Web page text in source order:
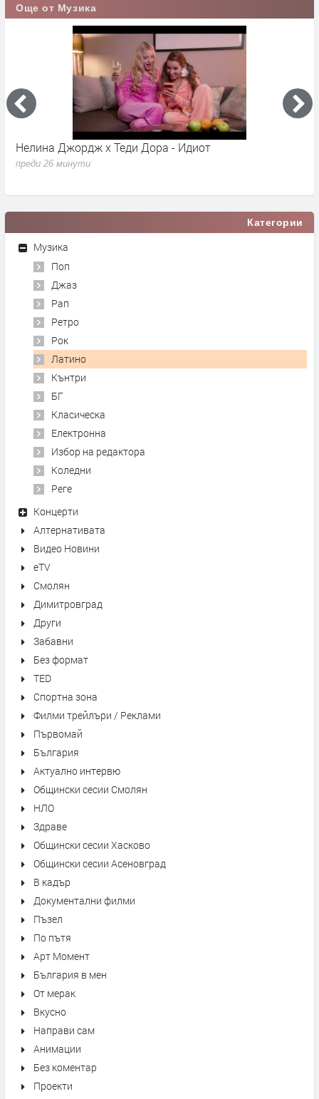
Още от Музика
Нелина Джордж x Теди Дора - Идиот
преди 26 минути
Категории
Музика
Поп
Джаз
Рап
Ретро
Рок
Латино
Кънтри
БГ
Класическа
Електронна
Избор на редактора
Коледни
Реге
Концерти
Алтернативата
Видео Новини
eTV
Смолян
Димитровград
Други
Забавни
Без формат
TED
Спортна зона
Филми трейлъри / Реклами
Първомай
България
Актуално интервю
Общински сесии Смолян
НЛО
Здраве
Общински сесии Хасково
Общински сесии Асеновград
В кадър
Документални филми
Пъзел
По пътя
Арт Момент
България в мен
От мерак
Вкусно
Направи сам
Анимации
Без коментар
Проекти